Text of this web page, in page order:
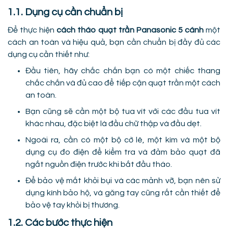
1.1. Dụng cụ cần chuẩn bị
Để thực hiệncách tháo quạt trần Panasonic 5 cánhmột
cách an toàn và hiệu quả, bạn cần chuẩn bị đầy đủ các
dụng cụ cần thiết như:
Đầu tiên, hãy chắc chắn bạn có một chiếc thang
chắc chắn và đủ cao để tiếp cận quạt trần một cách
an toàn.
Bạn cũng sẽ cần một bộ tua vít với các đầu tua vít
khác nhau, đặc biệt là đầu chữ thập và đầu dẹt.
Ngoài ra, cần có một bộ cờ lê, một kìm và một bộ
dụng cụ đo điện để kiểm tra và đảm bảo quạt đã
ngắt nguồn điện trước khi bắt đầu tháo.
Để bảo vệ mắt khỏi bụi và các mảnh vỡ, bạn nên sử
dụng kính bảo hộ, và găng tay cũng rất cần thiết để
bảo vệ tay khỏi bị thương.
1.2. Các bước thực hiện